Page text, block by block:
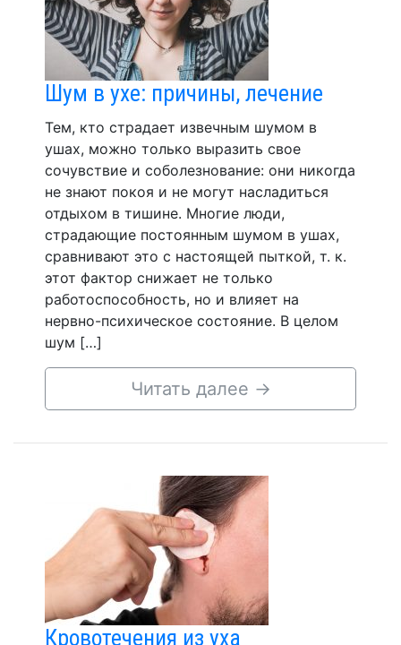
Шум в ухе: причины, лечение
Тем, кто страдает извечным шумом в
ушах, можно только выразить свое
сочувствие и соболезнование: они никогда
не знают покоя и не могут насладиться
отдыхом в тишине. Многие люди,
страдающие постоянным шумом в ушах,
сравнивают это с настоящей пыткой, т. к.
этот фактор снижает не только
работоспособность, но и влияет на
нервно-психическое состояние. В целом
шум […]
Читать далее →
Кровотечения из уха